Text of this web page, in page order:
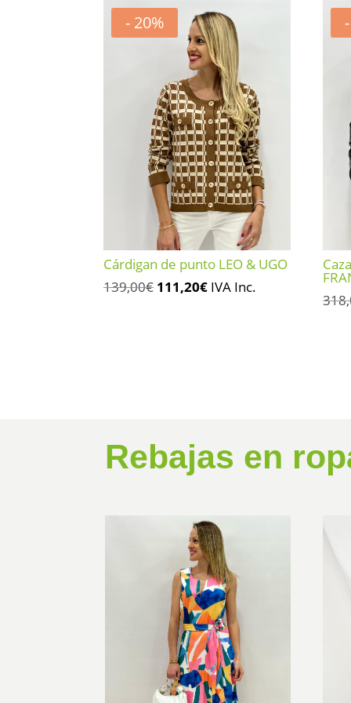
- 20%
Cárdigan de punto LEO & UGO
139,00€ El
111,20€ElIVA Inc.
Rebajas en